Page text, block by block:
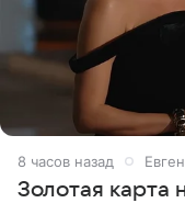
8 часов назад
Золотая карта